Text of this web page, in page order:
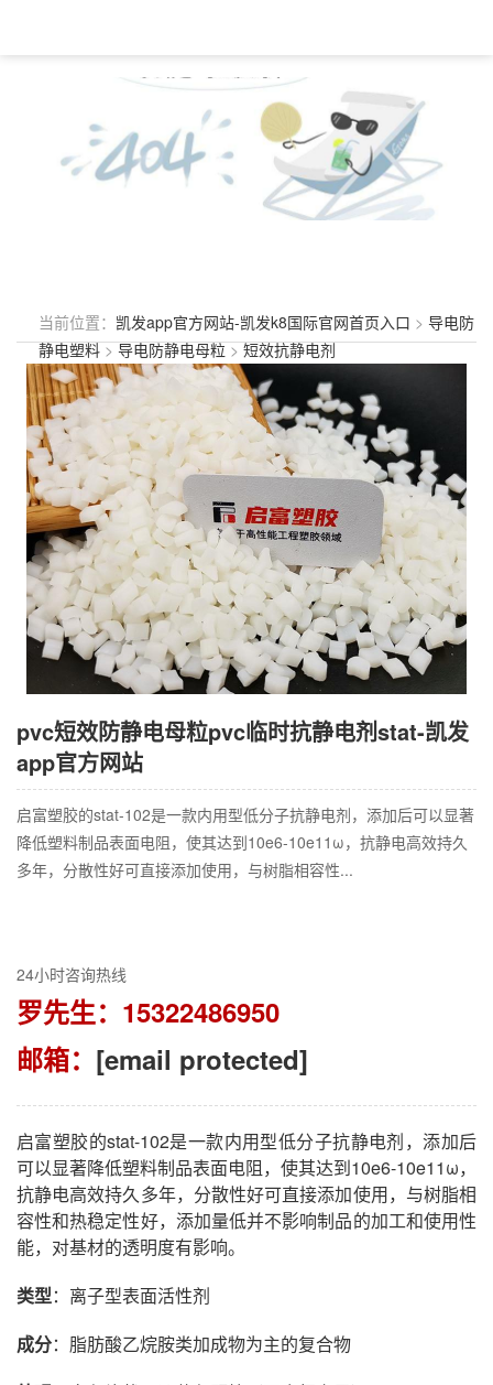
当前位置： 凯发app官方网站-凯发k8国际官网首页入口 > 导电防
静电塑料>导电防静电母粒>短效抗静电剂
pvc短效防静电母粒pvc临时抗静电剂stat-凯发
app官方网站
启富塑胶的stat-102是一款内用型低分子抗静电剂，添加后可以显著
降低塑料制品表面电阻，使其达到10e6-10e11ω，抗静电高效持久
多年，分散性好可直接添加使用，与树脂相容性...
24小时咨询热线
罗先生：15322486950
邮箱： [email protected]
启富塑胶的stat-102是一款内用型低分子抗静电剂，添加后
可以显著降低塑料制品表面电阻，使其达到10e6-10e11ω，
抗静电高效持久多年，分散性好可直接添加使用，与树脂相
容性和热稳定性好，添加量低并不影响制品的加工和使用性
能，对基材的透明度有影响。
类型：离子型表面活性剂
成分：脂肪酸乙烷胺类加成物为主的复合物